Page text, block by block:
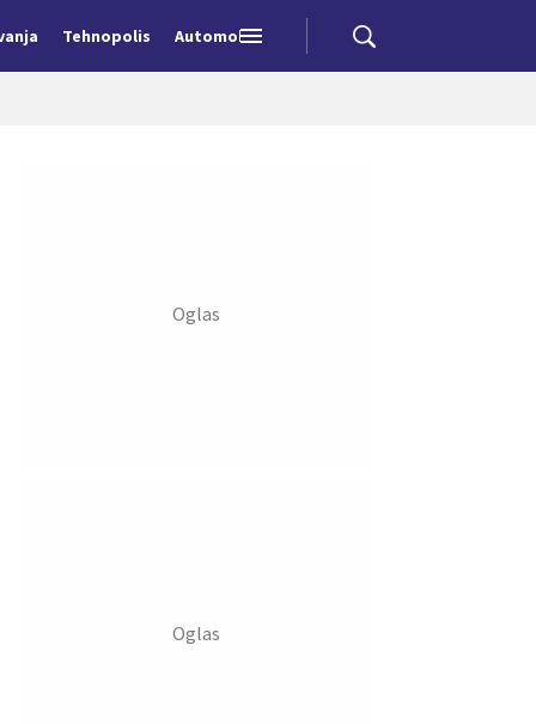
Tehnopolis Automobili